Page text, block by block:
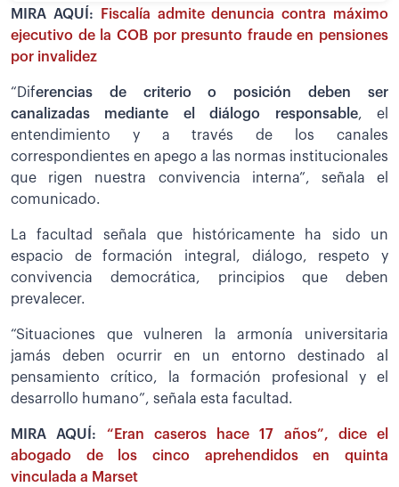
MIRA AQUÍ:
Fiscalía admite denuncia contra máximo
ejecutivo de la COB por presunto fraude en pensiones
por invalidez
“Diferencias de criterio o posición deben ser
canalizadas mediante el diálogo responsable, el
entendimiento y a través de los canales
correspondientes en apego a las normas institucionales
que rigen nuestra convivencia interna”, señala el
comunicado.
La facultad señala que históricamente ha sido un
espacio de formación integral, diálogo, respeto y
convivencia democrática, principios que deben
prevalecer.
“Situaciones que vulneren la armonía universitaria
jamás deben ocurrir en un entorno destinado al
pensamiento crítico, la formación profesional y el
desarrollo humano”, señala esta facultad.
MIRA AQUÍ: “Eran caseros hace 17 años”, dice el
abogado de los cinco aprehendidos en quinta
vinculada a Marset